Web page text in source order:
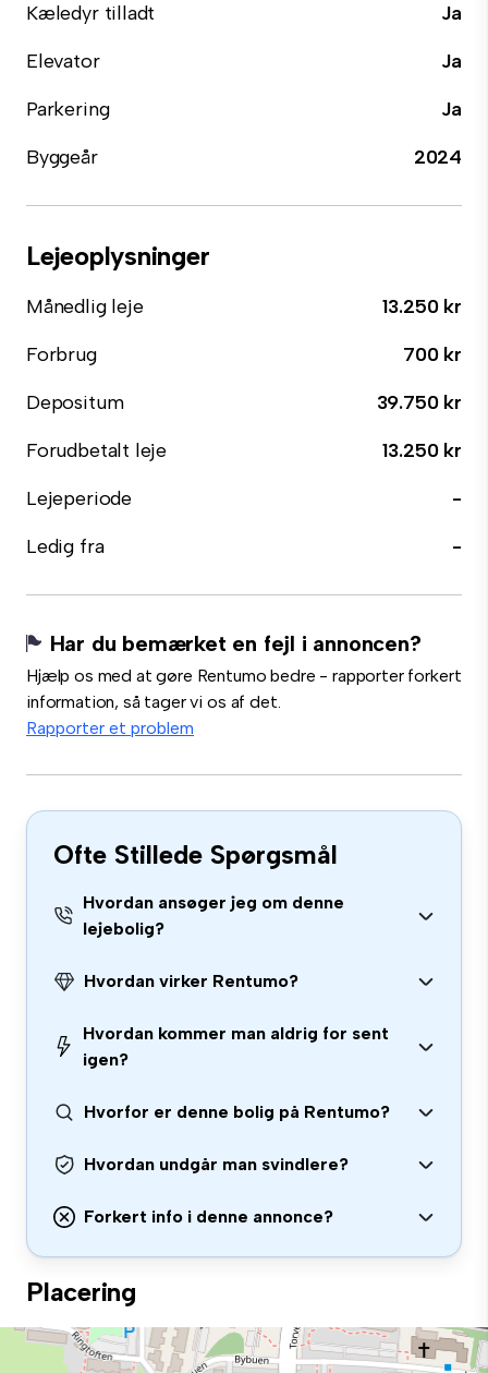
Kæledyr tilladt
Ja
Elevator
Ja
Parkering
Ja
Byggeår
2024
Lejeoplysninger
Månedlig leje
13.250 kr
Forbrug
700 kr
Depositum
39.750 kr
Forudbetalt leje
13.250 kr
Lejeperiode
-
Ledig fra
-
Har du bemærket en fejl i annoncen?
Hjælp os med at gøre Rentumo bedre - rapporter forkert
information, så tager vi os af det.
Rapporter et problem
Ofte Stillede Spørgsmål
Hvordan ansøger jeg om denne
lejebolig?
Hvordan virker Rentumo?
Hvordan kommer man aldrig for sent
igen?
Hvorfor er denne bolig på Rentumo?
Hvordan undgår man svindlere?
Forkert info i denne annonce?
Placering